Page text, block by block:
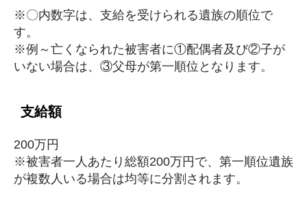
※〇内数字は、支給を受けられる遺族の順位で
す。
※例～亡くなられた被害者に①配偶者及び②子が
いない場合は、③父母が第一順位となります。
支給額
200万円
※被害者一人あたり総額200万円で、第一順位遺族
が複数人いる場合は均等に分割されます。